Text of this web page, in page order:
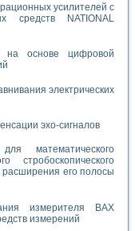
усилителей с
средств NATIONAL
на основе цифровой
электрических
эхо-сигналов
математического
стробоскопического
его полосы
измерителя ВАХ
измерений